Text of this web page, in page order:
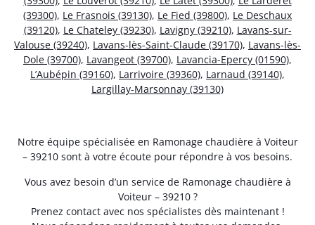
(39300), Le Frasnois (39130), Le Fied (39800), Le Deschaux
(39120), Le Chateley (39230), Lavigny (39210), Lavans-sur-
Valouse (39240), Lavans-lès-Saint-Claude (39170), Lavans-lès-
Dole (39700), Lavangeot (39700), Lavancia-Epercy (01590),
L’Aubépin (39160), Larrivoire (39360), Larnaud (39140),
Largillay-Marsonnay (39130)
Notre équipe spécialisée en Ramonage chaudière à Voiteur
– 39210 sont à votre écoute pour répondre à vos besoins.
Vous avez besoin d’un service de Ramonage chaudière à
Voiteur – 39210 ?
Prenez contact avec nos spécialistes dès maintenant !